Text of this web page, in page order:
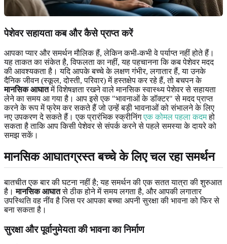
पेशेवर सहायता कब और कैसे प्राप्त करें
आपका प्यार और समर्थन मौलिक हैं, लेकिन कभी-कभी वे पर्याप्त नहीं होते हैं।
यह ताकत का संकेत है, विफलता का नहीं, यह पहचानना कि कब पेशेवर मदद
की आवश्यकता है। यदि आपके बच्चे के लक्षण गंभीर, लगातार हैं, या उनके
दैनिक जीवन (स्कूल, दोस्ती, परिवार) में हस्तक्षेप कर रहे हैं, तो बचपन के
मानसिक आघातमें विशेषज्ञता रखने वाले मानसिक स्वास्थ्य पेशेवर से सहायता
लेने का समय आ गया है। आप इसे एक "भावनाओं के डॉक्टर" से मदद प्राप्त
करने के रूप में फ्रेम कर सकते हैं जो उन्हें बड़ी भावनाओं को संभालने के लिए
नए उपकरण दे सकते हैं। एक प्रारंभिक स्क्रीनिंगएक कोमल पहला कदमहो
सकता है ताकि आप किसी पेशेवर से संपर्क करने से पहले समस्या के दायरे को
समझ सकें।
मानसिक आघातग्रस्त बच्चे के लिए चल रहा समर्थन
बातचीत एक बार की घटना नहीं है; यह समर्थन की एक सतत यात्रा की शुरुआत
है।मानसिक आघातसे ठीक होने में समय लगता है, और आपकी लगातार
उपस्थिति वह नींव है जिस पर आपका बच्चा अपनी सुरक्षा की भावना को फिर से
बना सकता है।
सुरक्षा और पूर्वानुमेयता की भावना का निर्माण